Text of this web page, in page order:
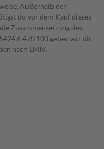
Außerhalb der
du vor dem Kauf dieses
Zusammensetzung des
6 470 100 geben wir dir
nach LMIV.